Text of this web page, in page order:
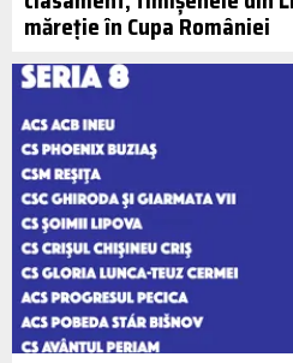
măreție în Cupa României